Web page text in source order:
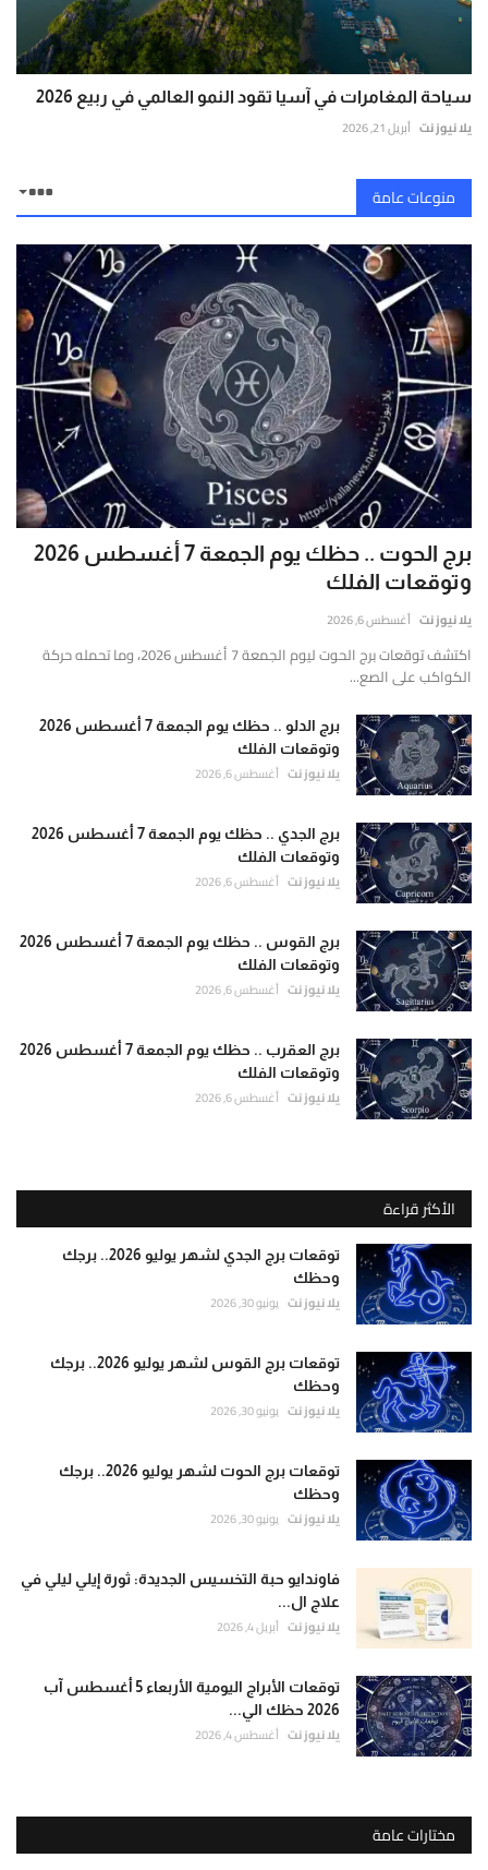
سياحة المغامرات في آسيا تقود النمو العالمي في ربيع 2026
يلا نيوز نت أبريل 21, 2026
منوعات عامة
برج الحوت .. حظك يوم الجمعة 7 أغسطس 2026
وتوقعات الفلك
يلا نيوز نت أغسطس 6, 2026
اكتشف توقعات برج الحوت ليوم الجمعة 7 أغسطس 2026، وما تحمله حركة
الكواكب على الصع...
برج الدلو .. حظك يوم الجمعة 7 أغسطس 2026
وتوقعات الفلك
يلا نيوز نت أغسطس 6, 2026
برج الجدي .. حظك يوم الجمعة 7 أغسطس 2026
وتوقعات الفلك
يلا نيوز نت أغسطس 6, 2026
برج القوس .. حظك يوم الجمعة 7 أغسطس 2026
وتوقعات الفلك
يلا نيوز نت أغسطس 6, 2026
برج العقرب .. حظك يوم الجمعة 7 أغسطس 2026
وتوقعات الفلك
يلا نيوز نت أغسطس 6, 2026
الأكثر قراءة
توقعات برج الجدي لشهر يوليو 2026.. برجك
وحظك
يلا نيوز نت يونيو 30, 2026
توقعات برج القوس لشهر يوليو 2026.. برجك
وحظك
يلا نيوز نت يونيو 30, 2026
توقعات برج الحوت لشهر يوليو 2026.. برجك
وحظك
يلا نيوز نت يونيو 30, 2026
فاوندايو حبة التخسيس الجديدة: ثورة إيلي ليلي في
علاج ال...
يلا نيوز نت أبريل 4, 2026
توقعات الأبراج اليومية الأربعاء 5 أغسطس آب
2026 حظك الي...
يلا نيوز نت أغسطس 4, 2026
مختارات عامة